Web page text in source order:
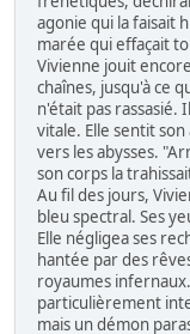
agonie qui la faisait
marée qui effaçait
Vivienne jouit
chaînes, jusqu'à ce
n'était pas rassasié.
vitale. Elle sentit
vers les abysses.
son corps la
Au fil des jours,
bleu spectral. Ses
Elle négligea ses
hantée par des
royaumes
particulièrement
mais un démon